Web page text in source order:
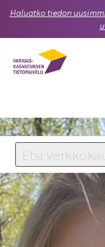
Haluatko tiedon
KIRJAUDU
Salasana